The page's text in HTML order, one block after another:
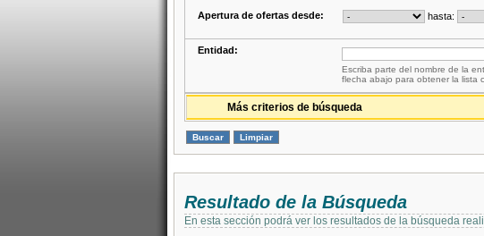
Apertura de ofertas desde: hasta:
Entidad:
Escriba parte del nombre de la
flecha abajo para obtener la lista
Más criterios de búsqueda
Resultado de la Búsqueda
En esta sección podrá ver los resultados de la búsqueda